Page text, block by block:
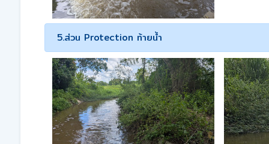
5.ส่วน Protection ท้ายน้ำ